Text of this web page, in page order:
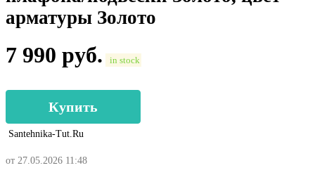
арматуры Золото
7 990 руб. in stock
Купить
Santehnika-Tut.ru
от 27.05.2026 11:48